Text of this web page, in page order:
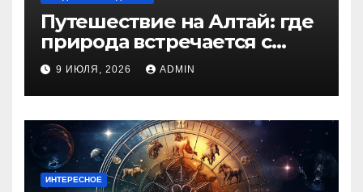
Путешествие на Алтай: где
природа встречается с
духом приключений
9 ИЮЛЯ, 2026 ADMIN
ИНТЕРЕСНОЕ